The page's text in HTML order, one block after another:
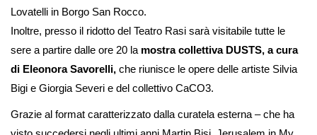
Lovatelli in Borgo San Rocco.
Inoltre, presso il ridotto del Teatro Rasi sarà visitabile tutte le
sere a partire dalle ore 20 la mostra collettiva DUSTS, a cura
di Eleonora Savorelli, che riunisce le opere delle artiste Silvia
Bigi e Giorgia Severi e del collettivo CaCO3.
Grazie al format caratterizzato dalla curatela esterna – che ha